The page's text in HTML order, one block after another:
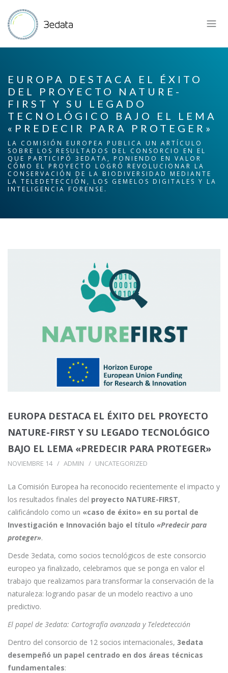
EUROPA DESTACA EL ÉXITO
DEL PROYECTO NATURE-
FIRST Y SU LEGADO
TECNOLÓGICO BAJO EL LEMA
«PREDECIR PARA PROTEGER»
LA COMISIÓN EUROPEA PUBLICA UN ARTÍCULO
SOBRE LOS RESULTADOS DEL CONSORCIO EN EL
QUE PARTICIPÓ 3EDATA, PONIENDO EN VALOR
CÓMO EL PROYECTO LOGRÓ REVOLUCIONAR LA
CONSERVACIÓN DE LA BIODIVERSIDAD MEDIANTE
LA TELEDETECCIÓN, LOS GEMELOS DIGITALES Y LA
INTELIGENCIA FORENSE.
EUROPA DESTACA EL ÉXITO DEL PROYECTO
NATURE-FIRST Y SU LEGADO TECNOLÓGICO
BAJO EL LEMA «PREDECIR PARA PROTEGER»
NOVIEMBRE 14 ADMIN UNCATEGORIZED
La Comisión Europea ha reconocido recientemente el impacto y
los resultados finales del proyecto NATURE-FIRST,
calificándolo como un «caso de éxito» en su portal de
Investigación e Innovación bajo el título «Predecir para
proteger».
Desde 3edata, como socios tecnológicos de este consorcio
europeo ya finalizado, celebramos que se ponga en valor el
trabajo que realizamos para transformar la conservación de la
naturaleza: logrando pasar de un modelo reactivo a uno
predictivo.
El papel de 3edata: Cartografía avanzada y Teledetección
Dentro del consorcio de 12 socios internacionales, 3edata
desempeñó un papel centrado en dos áreas técnicas
fundamentales: